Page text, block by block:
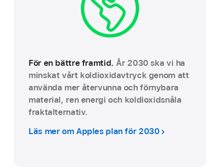
För en bättre framtid. År 2030 ska vi ha
minskat vårt koldioxidavtryck genom att
använda mer återvunna och förnybara
material, ren energi och koldioxidsnåla
fraktalternativ.
Läs mer om Apples plan för 2030